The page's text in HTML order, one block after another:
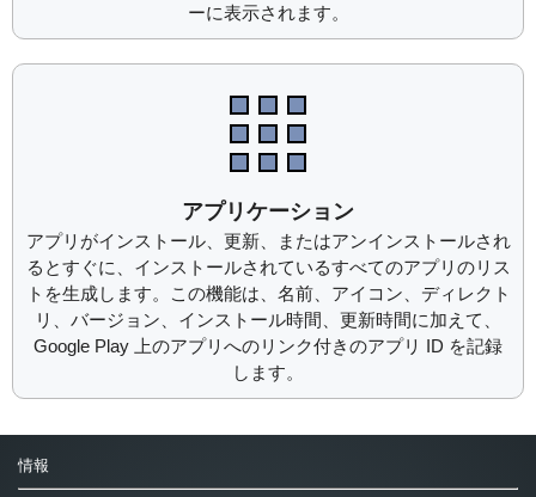
ーに表示されます。
アプリケーション
アプリがインストール、更新、またはアンインストールされ
るとすぐに、インストールされているすべてのアプリのリス
トを生成します。この機能は、名前、アイコン、ディレクト
リ、バージョン、インストール時間、更新時間に加えて、
Google Play 上のアプリへのリンク付きのアプリ ID を記録
します。
情報